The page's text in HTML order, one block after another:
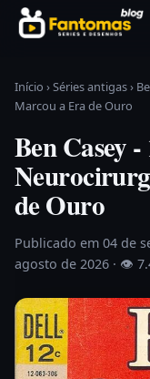
Pular para o conteúdo
Início ›Séries antigas›
Marcou a Era de Ouro
Ben Casey
de Ouro
Publicado em 04 de
agosto de 2026 · 👁